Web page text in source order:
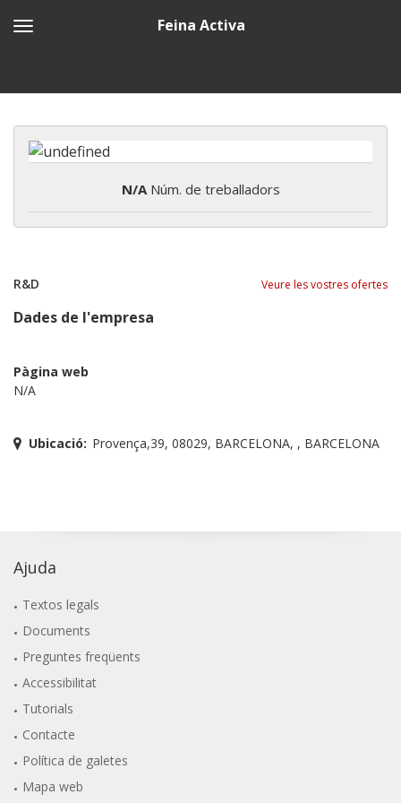
Feina Activa
N/ANúm. de treballadors
R&D Veure les vostres ofertes
Dades de l'empresa
Pàgina web
N/A
Ubicació: Provença,39, 08029, BARCELONA, , BARCELONA
Ajuda
Textos legals
Documents
Preguntes freqüents
Accessibilitat
Tutorials
Contacte
Política de galetes
Mapa web